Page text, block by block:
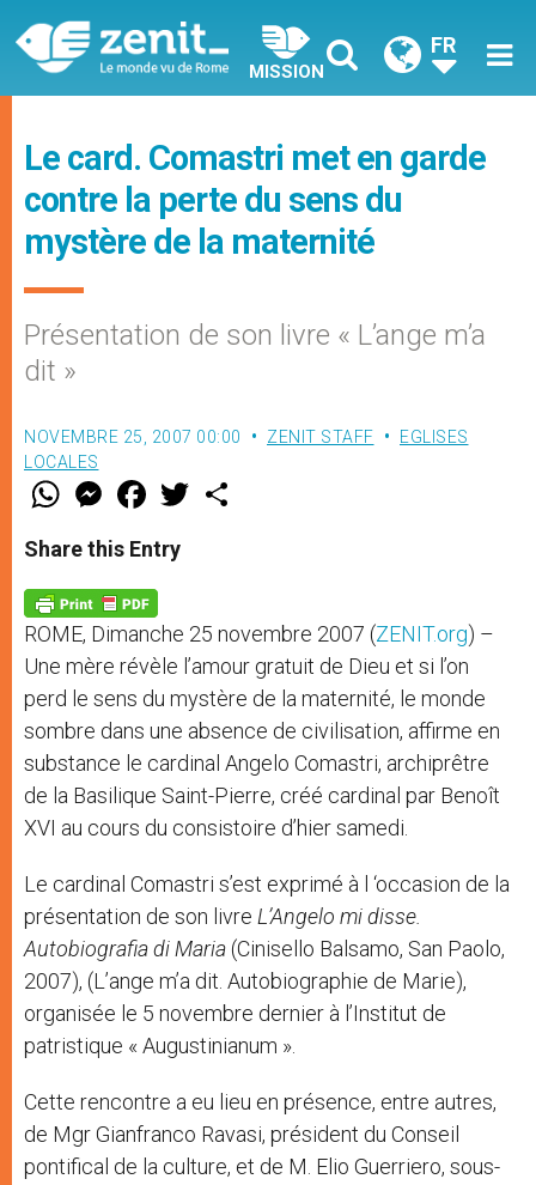
MISSION
FR
Le card. Comastri met en garde
contre la perte du sens du
mystère de la maternité
Présentation de son livre « L’ange m’a
dit »
NOVEMBRE 25, 2007 00:00 ZENIT STAFF
EGLISES
LOCALES
W
t
s
p
p
M
e
s
e
g
e
r
F
a
e
b
o
k
w
Share this Entry
ROME, Dimanche 25 novembre 2007 (ZENIT.org) –
Une mère révèle l’amour gratuit de Dieu et si l’on
perd le sens du mystère de la maternité, le monde
sombre dans une absence de civilisation, affirme en
substance le cardinal Angelo Comastri, archiprêtre
de la Basilique Saint-Pierre, créé cardinal par Benoît
XVI au cours du consistoire d’hier samedi.
Le cardinal Comastri s’est exprimé à l ‘occasion de la
présentation de son livre L’Angelo mi disse.
Autobiografia di Maria (Cinisello Balsamo, San Paolo,
2007), (L’ange m’a dit. Autobiographie de Marie),
organisée le 5 novembre dernier à l’Institut de
patristique « Augustinianum ».
Cette rencontre a eu lieu en présence, entre autres,
de Mgr Gianfranco Ravasi, président du Conseil
pontifical de la culture, et de M. Elio Guerriero, sous-